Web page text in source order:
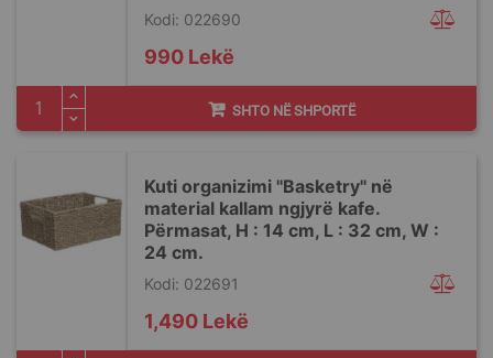
Kodi: 022690
990 Lekë
SHTO NË SHPORTË
Kuti organizimi ''Basketry'' në
material kallam ngjyrë kafe.
Përmasat, H : 14 cm, L : 32 cm, W :
24 cm.
Kodi: 022691
1,490 Lekë